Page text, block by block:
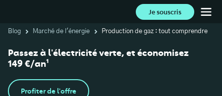
Je souscris
Blog Marché de l'énergie Production de gaz : tout comprendre
Passez à l'électricité verte, et économisez
149 €/an¹
Profiter de l'offre